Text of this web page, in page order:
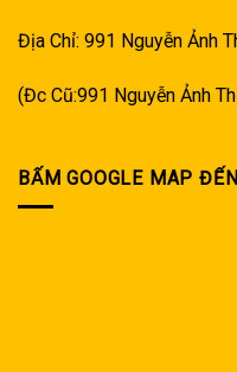
Địa Chỉ: 991 Nguyễn Ảnh
(Đc Cũ:991 Nguyễn Ảnh
BẤM GOOGLE MAP